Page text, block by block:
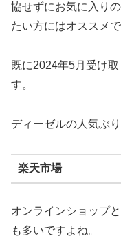
協せずにお気に入り
たい方にはオススメで
既に2024年5月受け
す。
ディーゼルの人気ぶ
楽天市場
オンラインショップ
も多いですよね。